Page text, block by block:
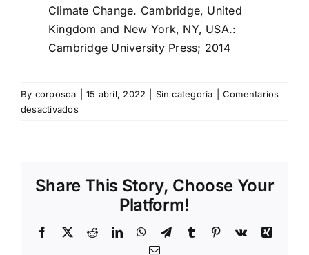
Climate Change. Cambridge, United
Kingdom and New York, NY, USA.:
Cambridge University Press; 2014
By corposoa 15 abril, 2022 Sin categoría
Comentarios
desactivadosen
¿Qué
Share This Story, Choose Your
Platform!
Facebook
X RedditLinkedInWhatsApp
TelegramTumblr Pinterest
Vk
Xing
Email